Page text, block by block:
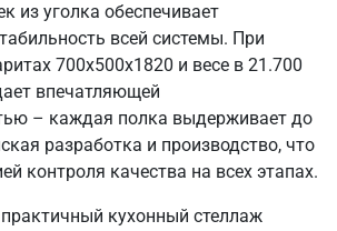
из уголка обеспечивает
всей системы. При
700х500х1820 и весе в 21.700
впечатляющей
– каждая полка выдерживает до
разработка и производство, что
контроля качества на всех этапах.
кухонный стеллаж